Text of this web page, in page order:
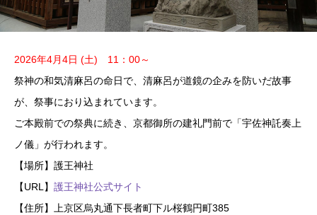
2026年4月4日 (土) 11：00～
祭神の和気清麻呂の命日で、清麻呂が道鏡の企みを防いだ故事
が、祭事におり込まれています。
ご本殿前での祭典に続き、京都御所の建礼門前で「宇佐神託奏上
ノ儀」が行われます。
【場所】護王神社
【URL】 護王神社公式サイト
【住所】上京区烏丸通下長者町下ル桜鶴円町385